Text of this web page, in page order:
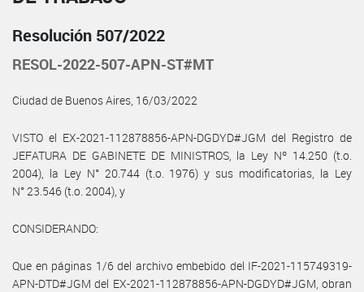
Resolución 507/2022
RESOL-2022-507-APN-ST#MT
Ciudad de Buenos Aires, 16/03/2022
VISTO el EX-2021-112878856-APN-DGDYD#JGM del Registro de
JEFATURA DE GABINETE DE MINISTROS, la Ley Nº 14.250 (t.o.
2004), la Ley N° 20.744 (t.o. 1976) y sus modificatorias, la Ley
N° 23.546 (t.o. 2004), y
CONSIDERANDO:
Que en páginas 1/6 del archivo embebido del IF-2021-115749319-
APN-DTD#JGM del EX-2021-112878856-APN-DGDYD#JGM, obran